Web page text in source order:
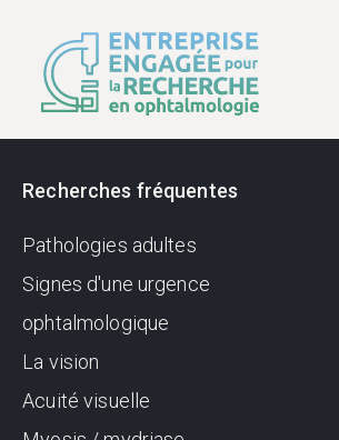
Recherches fréquentes
Pathologies adultes
Signes d'une urgence
ophtalmologique
La vision
Acuité visuelle